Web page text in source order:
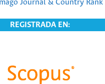
REGISTRADA EN: